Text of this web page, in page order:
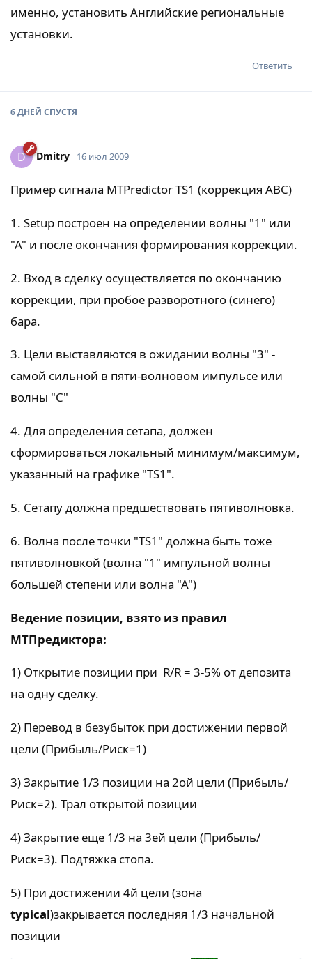
именно, установить Английские региональные
установки.
Ответить
6 ДНЕЙ СПУСТЯ
D Dmitry 16 июл 2009
Пример сигнала MTPredictor TS1 (коррекция АВС)
1. Setup построен на определении волны "1" или
"А" и после окончания формирования коррекции.
2. Вход в сделку осуществляется по окончанию
коррекции, при пробое разворотного (синего)
бара.
3. Цели выставляются в ожидании волны "3" -
самой сильной в пяти-волновом импульсе или
волны "С"
4. Для определения сетапа, должен
сформироваться локальный минимум/максимум,
указанный на графике "TS1".
5. Сетапу должна предшествовать пятиволновка.
6. Волна после точки "TS1" должна быть тоже
пятиволновкой (волна "1" импульной волны
большей степени или волна "А")
Ведение позиции, взято из правил
МТПредиктора:
1) Открытие позиции при R/R = 3-5% от депозита
на одну сделку.
2) Перевод в безубыток при достижении первой
цели (Прибыль/Риск=1)
3) Закрытие 1/3 позиции на 2ой цели (Прибыль/
Риск=2). Трал открытой позиции
4) Закрытие еще 1/3 на 3ей цели (Прибыль/
Риск=3). Подтяжка стопа.
5) При достижении 4й цели (зона
typical)закрывается последняя 1/3 начальной
позиции